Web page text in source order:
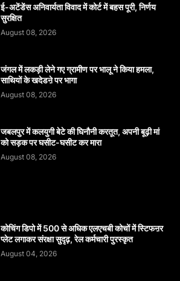
​ई-अटेंडेंस अनिवार्यता विवाद में कोर्ट में बहस पूरी, निर्णय
सुरक्षित
August 08, 2026
जंगल में लकड़ी लेने गए ग्रामीण पर भालू ने किया हमला,
साथियों के खदेडऩे पर भागा
August 08, 2026
जबलपुर में कलयुगी बेटे की घिनौनी करतूत, अपनी बूढ़ी मां
को सड़क पर घसीट-घसीट कर मारा
August 08, 2026
कोचिंग डिपो में 500 से अधिक एलएचबी कोचों में स्टिफऩर
प्लेट लगाकर संरक्षा सुदृढ़, रेल कर्मचारी पुरस्कृत
August 04, 2026